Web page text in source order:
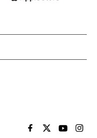
EL PAÍS BRASIL EN
EL PAÍSEL PAÍS
EL